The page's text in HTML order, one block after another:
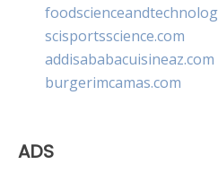
scisportsscience.com
addisababacuisineaz.com
burgerimcamas.com
ADS